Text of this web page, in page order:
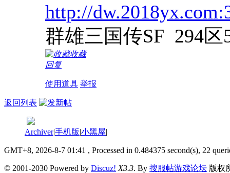
http://
群雄三国传SF 294
收藏
回复
使用道具 举报
返回列表
Archiver|手机版|小黑屋|
GMT+8, 2026-8-7 01:41 , Processed in 0.484375 second(s), 22
© 2001-2030 Powered by Discuz! X3.3. By 搜服帖游戏论坛 版权